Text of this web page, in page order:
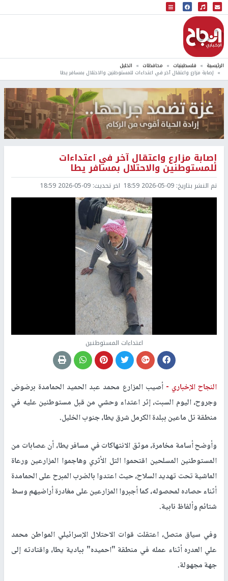
البث المباشر
إذاعة النجاح
الرئيسية فلسطينيات محافظات الخليل
إصابة مزارع واعتقال آخر في اعتداءات للمستوطنين والاحتلال بمسافر يطا
إصابة مزارع واعتقال آخر في اعتداءات
للمستوطنين والاحتلال بمسافر يطا
تم النشر بتاريخ: 2026-05-09 18:59 اخر تحديث: 2026-05-09 18:59
اعتداءات المستوطنين
النجاح الإخباري -أصيب المزارع محمد عبد الحميد الحمامدة برضوض
وجروح، اليوم السبت، إثر اعتداء وحشي من قبل مستوطنين عليه في
منطقة تل ماعين ببلدة الكرمل شرق يطا، جنوب الخليل.
وأوضح أسامة مخامرة، موثق الانتهاكات في مسافر يطا، أن عصابات من
المستوطنين المسلحين اقتحموا التل الأثري وهاجموا المزارعين ورعاة
الماشية تحت تهديد السلاح، حيث اعتدوا بالضرب المبرح على الحمامدة
أثناء حصاده لمحصوله، كما أجبروا المزارعين على مغادرة أراضيهم وسط
شتائم وألفاظ نابية.
وفي سياق متصل، اعتقلت قوات الاحتلال الإسرائيلي المواطن محمد
علي العدره أثناء عمله في منطقة "احميده" ببادية يطا، واقتادته إلى
جهة مجهولة.